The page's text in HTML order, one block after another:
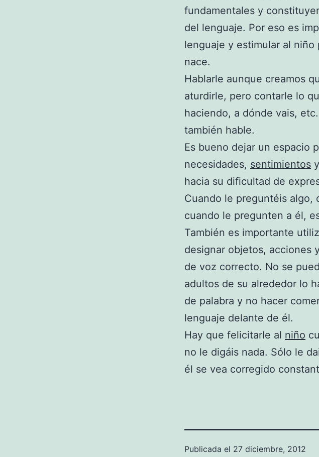
fundamentales y
del lenguaje. Por eso es
lenguaje y estimular al
nace.
Hablarle aunque creamos
aturdirle, pero contarle lo
haciendo, a dónde vais,
también hable.
Es bueno dejar un espacio
necesidades, sentimientos
hacia su dificultad de
Cuando le preguntéis algo,
cuando le pregunten a él,
También es importante
designar objetos, acciones
de voz correcto. No se
adultos de su alrededor lo
de palabra y no hacer
lenguaje delante de él.
Hay que felicitarle al niño
no le digáis nada. Sólo le
él se vea corregido
Publicada el 27 diciembre, 2012